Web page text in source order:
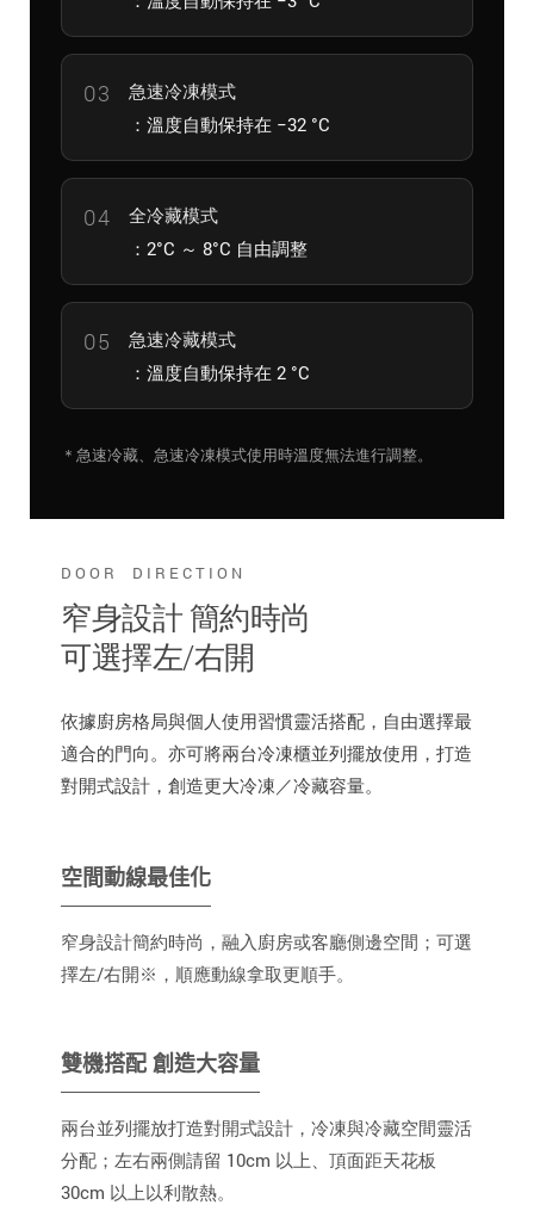
急速冷凍模式
：溫度自動保持在 −32 °C
全冷藏模式
：2°C ～ 8°C 自由調整
急速冷藏模式
：溫度自動保持在 2 °C
＊急速冷藏、急速冷凍模式使用時溫度無法進行調整。
DOOR DIRECTION
窄身設計 簡約時尚
可選擇左/右開
依據廚房格局與個人使用習慣靈活搭配，自由選擇最
適合的門向。亦可將兩台冷凍櫃並列擺放使用，打造
對開式設計，創造更大冷凍／冷藏容量。
空間動線最佳化
窄身設計簡約時尚，融入廚房或客廳側邊空間；可選
擇左/右開※，順應動線拿取更順手。
雙機搭配 創造大容量
兩台並列擺放打造對開式設計，冷凍與冷藏空間靈活
分配；左右兩側請留 10cm 以上、頂面距天花板
30cm 以上以利散熱。